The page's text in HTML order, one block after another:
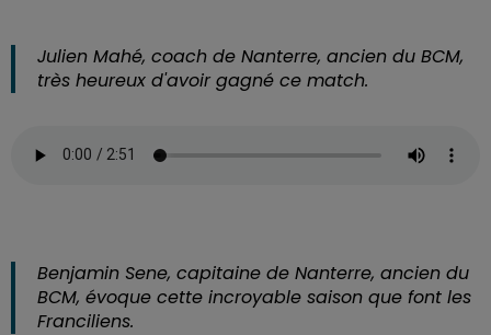
Julien Mahé, coach de Nanterre, ancien du BCM,
très heureux d'avoir gagné ce match.
Benjamin Sene, capitaine de Nanterre, ancien du
BCM, évoque cette incroyable saison que font les
Franciliens.